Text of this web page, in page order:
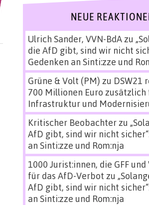
NEUE
Ulrich Sander, VVN-BdAzu
die AfD gibt, sind wir nicht
Gedenken an Sinti:zze und
Grüne & Volt (PM) zu DSW21
700 Millionen Euro zusätzlich
Infrastruktur und
Kritischer Beobachterzu
AfD gibt, sind wir nicht
an Sinti:zze und Rom:nja
1000 Jurist:innen, die GFF und
für das AfD-Verbot zu
AfD gibt, sind wir nicht
an Sinti:zze und Rom:nja